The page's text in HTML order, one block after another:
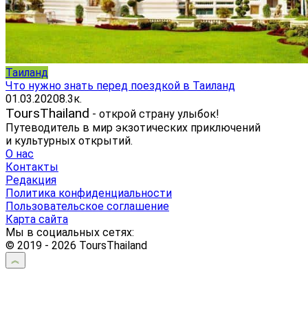
Таиланд
Что нужно знать перед поездкой в Таиланд
01.03.20208.3к.
ToursThailand - открой страну улыбок!
Путеводитель в мир экзотических приключений
и культурных открытий.
О нас
Контакты
Редакция
Политика конфиденциальности
Пользовательское соглашение
Карта сайта
Мы в социальных сетях:
© 2019 - 2026 ToursThailand